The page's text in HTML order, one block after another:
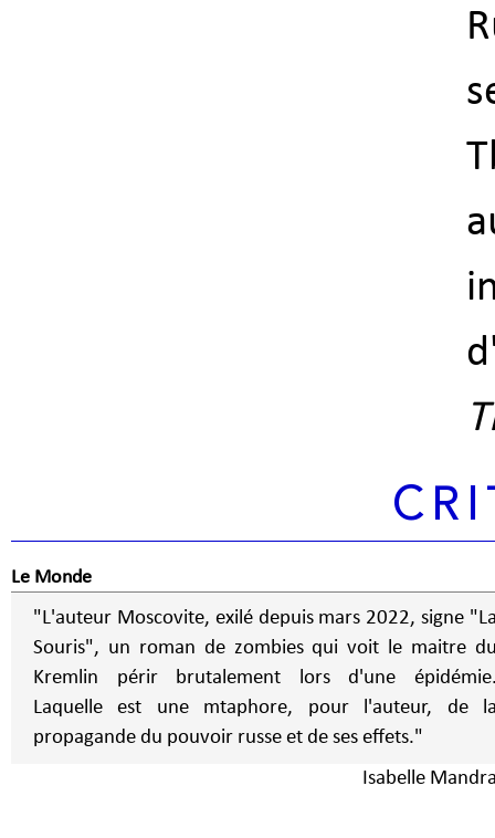
Le Monde
"L'auteur Moscovite, exilé depuis mars 2022, signe
Souris", un roman de zombies qui voit le maitre
Kremlin périr brutalement lors d'une
Laquelle est une mtaphore, pour l'auteur, de
propagande du pouvoir russe et de ses effets."
Isabelle